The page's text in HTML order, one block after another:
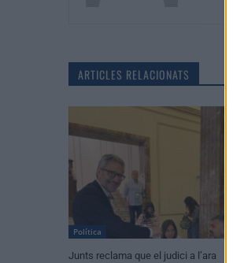
ARTICLES RELACIONATS
Política
Junts reclama que el judici a l’ara